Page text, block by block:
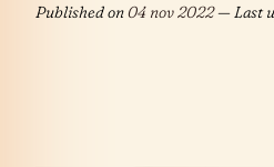
Published on04 nov 2022— Last